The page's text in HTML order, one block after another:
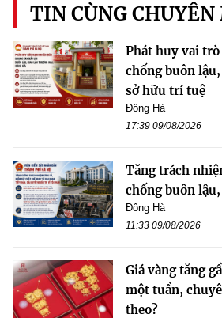
TIN CÙNG CHUYÊN
Phát huy vai
chống buôn
sở hữu trí tuệ
Đông Hà
17:39 09/08/2026
Tăng trách
chống buôn
Đông Hà
11:33 09/08/2026
Giá vàng tăng
một tuần,
theo?